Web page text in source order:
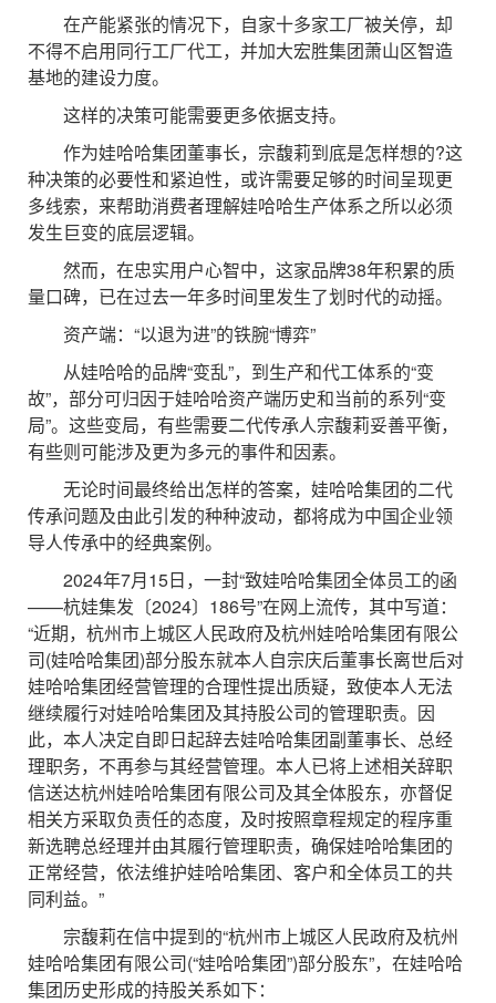
在产能紧张的情况下，自家十多家工厂被关停，却
不得不启用同行工厂代工，并加大宏胜集团萧山区智造
基地的建设力度。
这样的决策可能需要更多依据支持。
作为娃哈哈集团董事长，宗馥莉到底是怎样想的?这
种决策的必要性和紧迫性，或许需要足够的时间呈现更
多线索，来帮助消费者理解娃哈哈生产体系之所以必须
发生巨变的底层逻辑。
然而，在忠实用户心智中，这家品牌38年积累的质
量口碑，已在过去一年多时间里发生了划时代的动摇。
资产端：“以退为进”的铁腕“博弈”
从娃哈哈的品牌“变乱”，到生产和代工体系的“变
故”，部分可归因于娃哈哈资产端历史和当前的系列“变
局”。这些变局，有些需要二代传承人宗馥莉妥善平衡，
有些则可能涉及更为多元的事件和因素。
无论时间最终给出怎样的答案，娃哈哈集团的二代
传承问题及由此引发的种种波动，都将成为中国企业领
导人传承中的经典案例。
2024年7月15日，一封“致娃哈哈集团全体员工的函
——杭娃集发〔2024〕186号”在网上流传，其中写道：
“近期，杭州市上城区人民政府及杭州娃哈哈集团有限公
司(娃哈哈集团)部分股东就本人自宗庆后董事长离世后对
娃哈哈集团经营管理的合理性提出质疑，致使本人无法
继续履行对娃哈哈集团及其持股公司的管理职责。因
此，本人决定自即日起辞去娃哈哈集团副董事长、总经
理职务，不再参与其经营管理。本人已将上述相关辞职
信送达杭州娃哈哈集团有限公司及其全体股东，亦督促
相关方采取负责任的态度，及时按照章程规定的程序重
新选聘总经理并由其履行管理职责，确保娃哈哈集团的
正常经营，依法维护娃哈哈集团、客户和全体员工的共
同利益。”
宗馥莉在信中提到的“杭州市上城区人民政府及杭州
娃哈哈集团有限公司(“娃哈哈集团”)部分股东”，在娃哈哈
集团历史形成的持股关系如下：